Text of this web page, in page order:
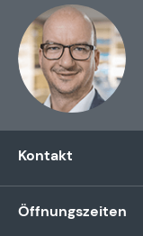
Kontakt
Öffnungszeiten